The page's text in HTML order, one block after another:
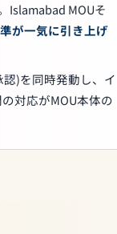
Islamabad MOUそ
が一気に引き上げ
認)を同時発動し、イ
対応がMOU本体の